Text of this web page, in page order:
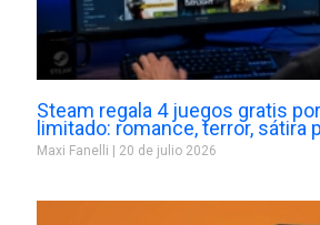
Steam regala 4 juegos gratis
limitado: romance, terror, sátira
Maxi Fanelli 20 de julio 2026